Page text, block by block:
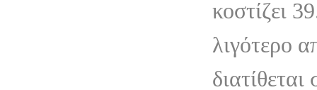
κοστίζει
λιγότερο